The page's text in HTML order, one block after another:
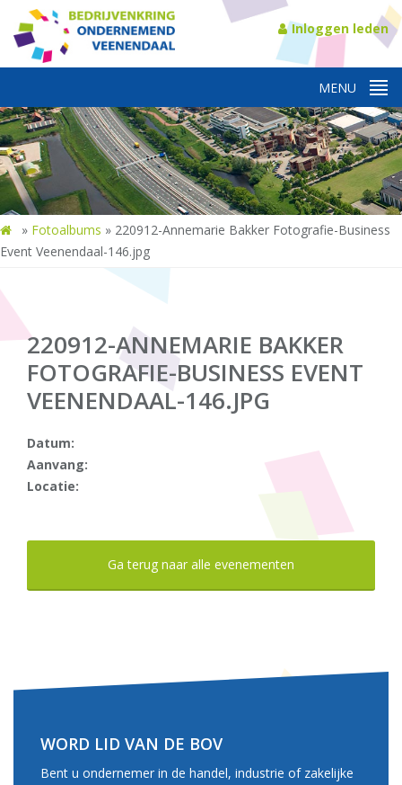
Inloggen leden
» Fotoalbums » 220912-Annemarie Bakker Fotografie-Business
Event Veenendaal-146.jpg
220912-ANNEMARIE BAKKER
FOTOGRAFIE-BUSINESS EVENT
VEENENDAAL-146.JPG
Datum:
Aanvang:
Locatie:
Ga terug naar alle evenementen
WORD LID VAN DE BOV
Bent u ondernemer in de handel, industrie of zakelijke